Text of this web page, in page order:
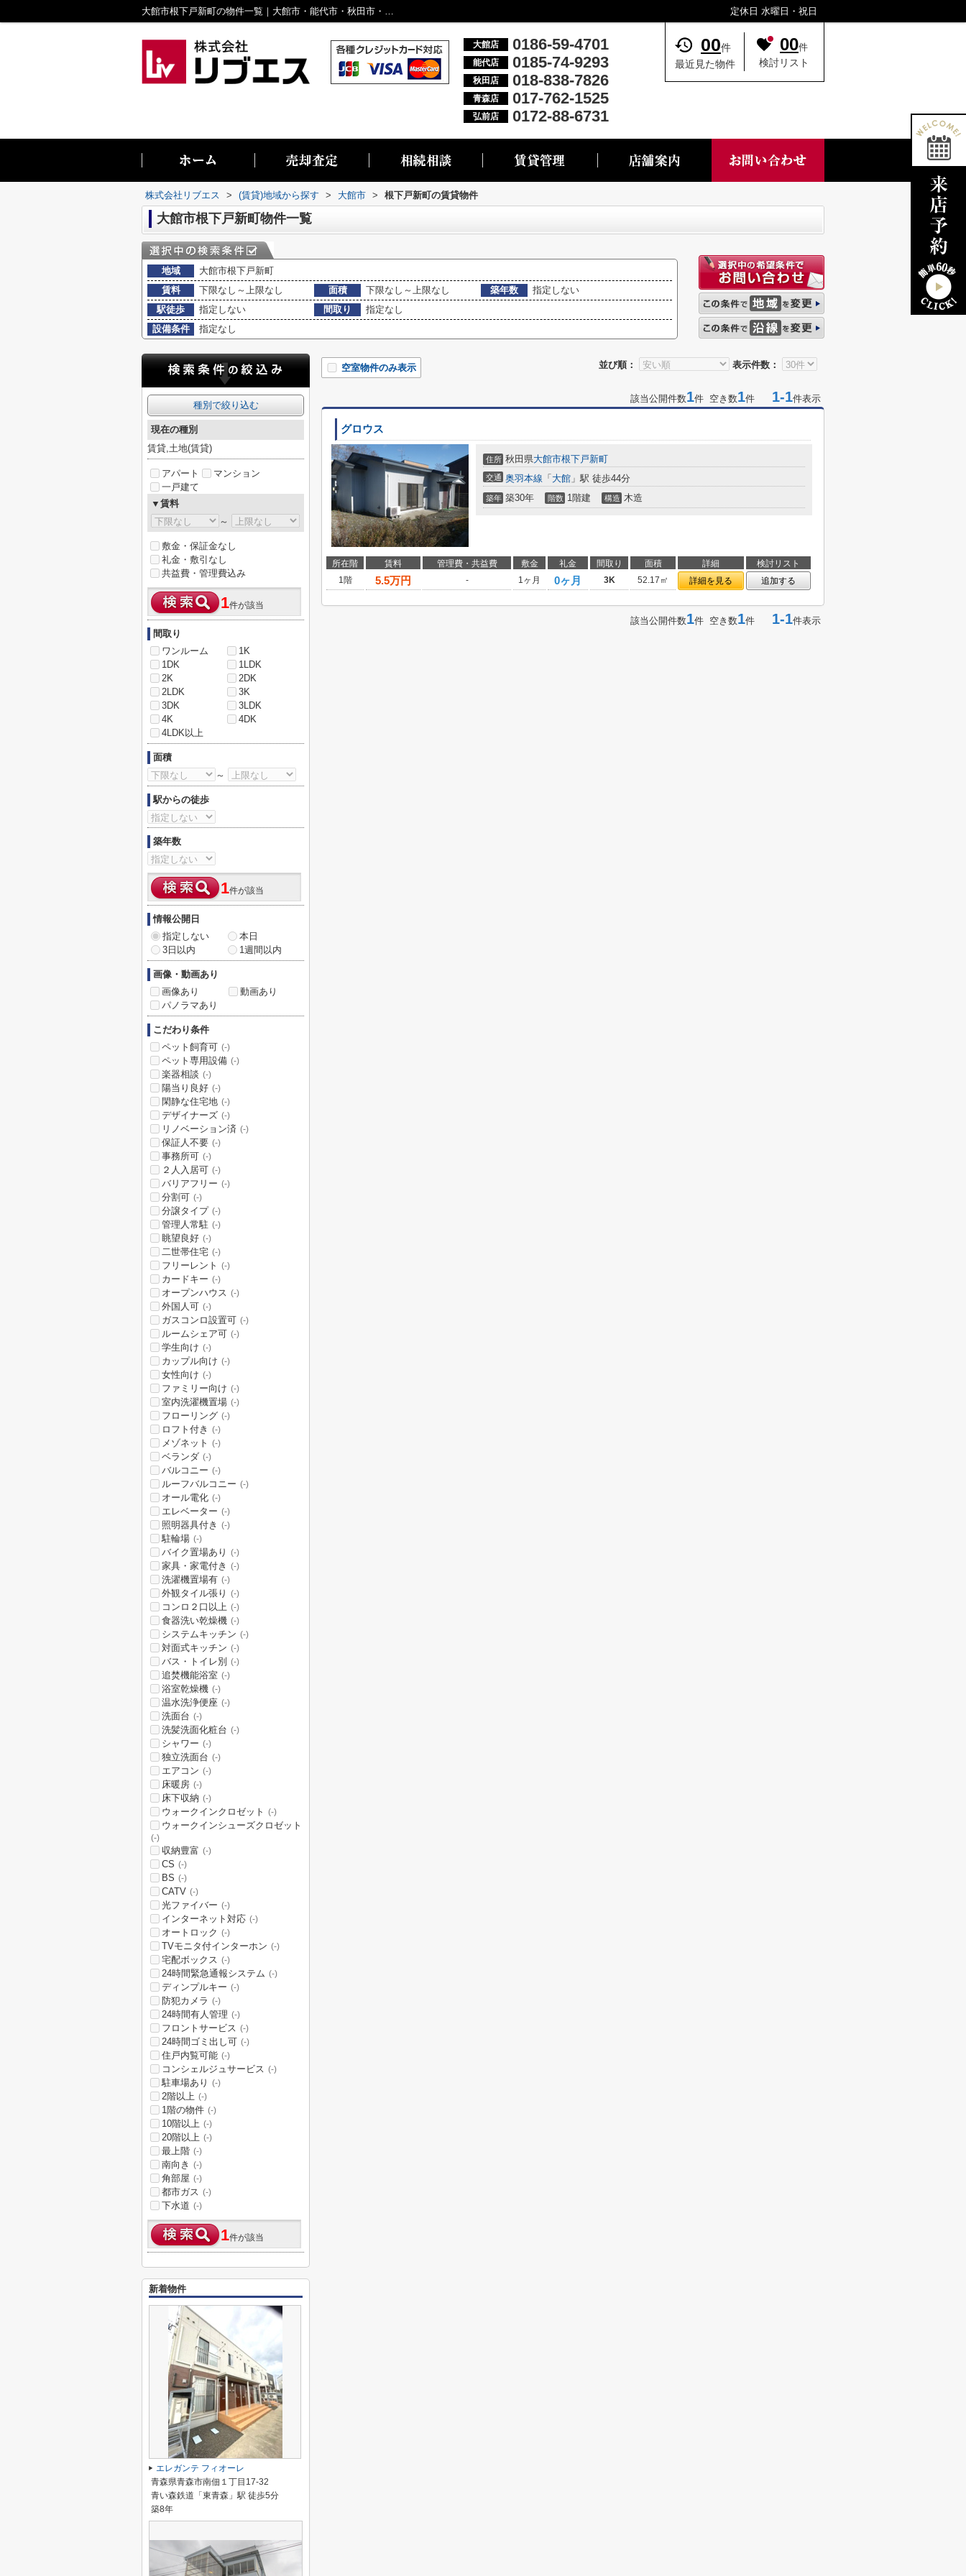
大館市根下戸新町の物件一覧｜大館市・能代市・秋田市・青森市・弘前市の不動産情報なら株式会社リブエス 定休日 水曜日・祝日
大館店 0186-59-4701
能代店 0185-74-9293
秋田店 018-838-7826
青森店 017-762-1525
弘前店 0172-88-6731
00件
最近見た物件
00件
検討リスト
株式会社リブエス > (賃貸)地域から探す > 大館市 > 根下戸新町の賃貸物件
大館市根下戸新町物件一覧
地域
大館市根下戸新町
賃料
下限なし～上限なし 面積 下限なし～上限なし 築年数
指定しない
駅徒歩
指定しない 間取り
指定なし
設備条件
指定なし
並び順： 表示件数：
空室物件のみ表示
該当公開件数1件 空き数1件 1-1件表示
グロウス
住所 秋田県大館市根下戸新町
交通 奥羽本線 「 大館 」駅 徒歩44分
築年 築30年 階数 1階建 構造 木造
所在階 賃料 管理費・共益費 敷金 礼金 間取り 面積 詳細
検討リスト
1階
5.5万円 - 1ヶ月 0ヶ月 3K 52.17㎡ 詳細を見る 追加する
該当公開件数1件 空き数1件 1-1件表示
種別で絞り込む
現在の種別
賃貸,土地(賃貸)
アパート
マンション
一戸建て
▼賃料
～
敷金・保証金なし
礼金・敷引なし
共益費・管理費込み
1件が該当
間取り
ワンルーム
1K
1DK
1LDK
2K
2DK
2LDK
3K
3DK
3LDK
4K
4DK
4LDK以上
面積
～
駅からの徒歩
築年数
1件が該当
情報公開日
指定しない
本日
3日以内
1週間以内
画像・動画あり
画像あり
動画あり
パノラマあり
こだわり条件
ペット飼育可 (-)
ペット専用設備 (-)
楽器相談 (-)
陽当り良好 (-)
閑静な住宅地 (-)
デザイナーズ (-)
リノベーション済 (-)
保証人不要 (-)
事務所可 (-)
２人入居可 (-)
バリアフリー (-)
分割可 (-)
分譲タイプ (-)
管理人常駐 (-)
眺望良好 (-)
二世帯住宅 (-)
フリーレント (-)
カードキー (-)
オープンハウス (-)
外国人可 (-)
ガスコンロ設置可 (-)
ルームシェア可 (-)
学生向け (-)
カップル向け (-)
女性向け (-)
ファミリー向け (-)
室内洗濯機置場 (-)
フローリング (-)
ロフト付き (-)
メゾネット (-)
ベランダ (-)
バルコニー (-)
ルーフバルコニー (-)
オール電化 (-)
エレベーター (-)
照明器具付き (-)
駐輪場 (-)
バイク置場あり (-)
家具・家電付き (-)
洗濯機置場有 (-)
外観タイル張り (-)
コンロ２口以上 (-)
食器洗い乾燥機 (-)
システムキッチン (-)
対面式キッチン (-)
バス・トイレ別 (-)
追焚機能浴室 (-)
浴室乾燥機 (-)
温水洗浄便座 (-)
洗面台 (-)
洗髪洗面化粧台 (-)
シャワー (-)
独立洗面台 (-)
エアコン (-)
床暖房 (-)
床下収納 (-)
ウォークインクロゼット (-)
ウォークインシューズクロゼット
(-)
収納豊富 (-)
CS (-)
BS (-)
CATV (-)
光ファイバー (-)
インターネット対応 (-)
オートロック (-)
TVモニタ付インターホン (-)
宅配ボックス (-)
24時間緊急通報システム (-)
ディンプルキー (-)
防犯カメラ (-)
24時間有人管理 (-)
フロントサービス (-)
24時間ゴミ出し可 (-)
住戸内覧可能 (-)
コンシェルジュサービス (-)
駐車場あり (-)
2階以上 (-)
1階の物件 (-)
10階以上 (-)
20階以上 (-)
最上階 (-)
南向き (-)
角部屋 (-)
都市ガス (-)
下水道 (-)
1件が該当
新着物件
エレガンテ フィオーレ
青森県青森市南佃１丁目17-32
青い森鉄道「東青森」駅 徒歩5分
築8年